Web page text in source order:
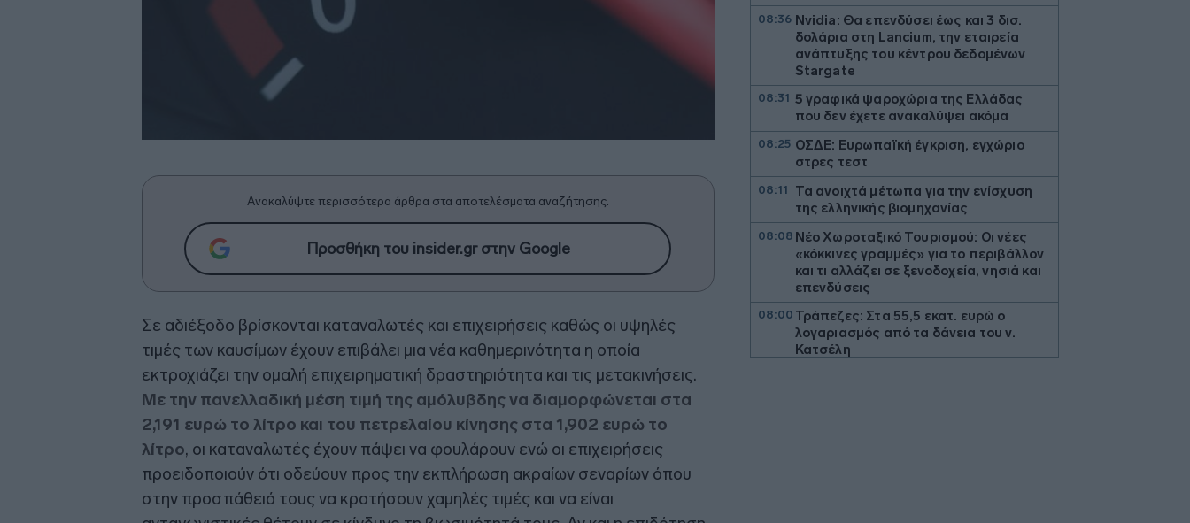
Ανακαλύψτε περισσότερα άρθρα στα αποτελέσματα αναζήτησης.
Προσθήκη του insider.gr στην Google
Σε αδιέξοδο βρίσκονται καταναλωτές και επιχειρήσεις καθώς οι υψηλές
τιμές των καυσίμων έχουν επιβάλει μια νέα καθημερινότητα η οποία
εκτροχιάζει την ομαλή επιχειρηματική δραστηριότητα και τις μετακινήσεις.
Με την πανελλαδική μέση τιμή της αμόλυβδης να διαμορφώνεται στα
2,191 ευρώ το λίτρο και του πετρελαίου κίνησης στα 1,902 ευρώ το
λίτρο, οι καταναλωτές έχουν πάψει να φουλάρουν ενώ οι επιχειρήσεις
προειδοποιούν ότι οδεύουν προς την εκπλήρωση ακραίων σεναρίων όπου
στην προσπάθειά τους να κρατήσουν χαμηλές τιμές και να είναι
08:36 Nvidia: Θα επενδύσει έως και 3 δισ.
δολάρια στη Lancium, την εταιρεία
ανάπτυξης του κέντρου δεδομένων
Stargate
08:31 5 γραφικά ψαροχώρια της Ελλάδας
που δεν έχετε ανακαλύψει ακόμα
08:25 ΟΣΔΕ: Ευρωπαϊκή έγκριση, εγχώριο
στρες τεστ
08:11
Τα ανοιχτά μέτωπα για την ενίσχυση
της ελληνικής βιομηχανίας
08:08 Νέο Χωροταξικό Τουρισμού: Οι νέες
«κόκκινες γραμμές» για το περιβάλλον
και τι αλλάζει σε ξενοδοχεία, νησιά και
επενδύσεις
08:00 Τράπεζες: Στα 55,5 εκατ. ευρώ ο
λογαριασμός από τα δάνεια του ν.
Κατσέλη